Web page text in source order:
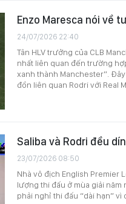
Enzo Maresca nói về
24/07/2026 22:40
Tân HLV trưởng của CLB
nhất liên quan đến trường
xanh thành Manchester”.
đồn liên quan Rodri với Real
Saliba và Rodri đều
23/07/2026 08:50
Nhà vô địch English Premier
lượng thi đấu ở mùa giải năm
phải nghỉ thi đấu “dài hạn” vì